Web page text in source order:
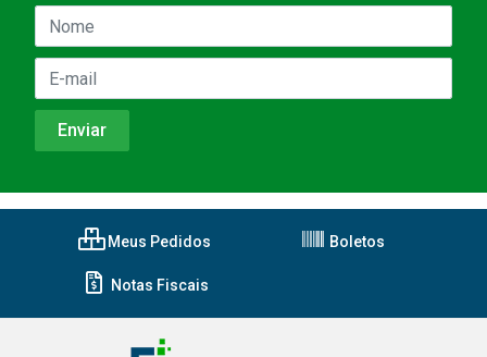
Meus Pedidos Boletos
Notas Fiscais